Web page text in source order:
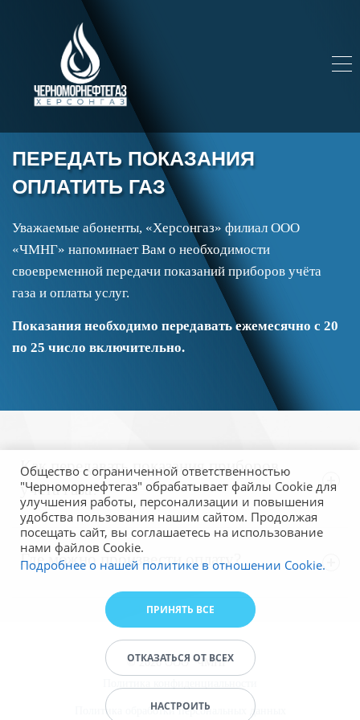
ПЕРЕДАТЬ ПОКАЗАНИЯ
ОПЛАТИТЬ ГАЗ
Уважаемые абоненты, «‎Херсонгаз» филиал ООО
«ЧМНГ» напоминает Вам о необходимости
своевременной передачи показаний приборов учёта
газа и оплаты услуг.
Показания необходимо передавать ежемесячно с 20
по 25 число включительно.
Как передавать показания приборов
учёта газа?
Через онлайн-сервис
потребителя»
Через Телеграм-бот:https://t.me/ksoblgazbot
По номеру телефона местного управления
газового хозяйства:
сообщением в Телеграм, звонок или СМС (в
формате: номер ЛС – показания).
Где можно произвести оплату?
Через онлайн-сервис«Личный кабинет
В отделениях«‎Почта Херсона» (по номеру
лицевого счёта или с квитанцией на оплату)
В отделениях ПАО «‎Промсвязьбанк» или с
© 2026 ООО "ЧМНГ"
Общество с ограниченной ответственностью
"Черноморнефтегаз" обрабатывает файлы Cookie для
улучшения работы, персонализации и повышения
удобства пользования нашим сайтом. Продолжая
посещать сайт, вы соглашаетесь на использование
нами файлов Cookie.
Подробнее о нашей политике в отношении Cookie.
ПРИНЯТЬ ВСЕ
ОТКАЗАТЬСЯ ОТ ВСЕХ
НАСТРОИТЬ
Политика обработки персональных данных